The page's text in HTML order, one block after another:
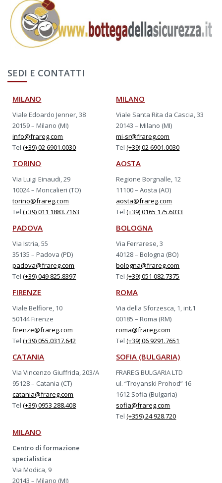
SEDI E CONTATTI
MILANO
Viale Edoardo Jenner, 38
20159 – Milano (MI)
info@frareg.com
Tel(+39) 02 6901.0030
MILANO
Viale Santa Rita da Cascia, 33
20143 – Milano (MI)
mi-sr@frareg.com
Tel(+39) 02 6901.0030
TORINO
Via Luigi Einaudi, 29
10024 – Moncalieri (TO)
torino@frareg.com
Tel(+39) 011 1883.7163
AOSTA
Regione Borgnalle, 12
11100 – Aosta (AO)
aosta@frareg.com
Tel(+39) 0165 175.6033
PADOVA
Via Istria, 55
35135 – Padova (PD)
padova@frareg.com
Tel(+39) 049 825.8397
BOLOGNA
Via Ferrarese, 3
40128 – Bologna (BO)
bologna@frareg.com
Tel(+39) 051 082.7375
FIRENZE
Viale Belfiore, 10
50144 Firenze
firenze@frareg.com
Tel(+39) 055.0317.642
ROMA
Via della Sforzesca, 1, int.1
00185 – Roma (RM)
roma@frareg.com
Tel(+39) 06 9291.7651
CATANIA
Via Vincenzo Giuffrida, 203/A
95128 – Catania (CT)
catania@frareg.com
Tel(+39) 0953 288.408
SOFIA (BULGARIA)
FRAREG BULGARIA LTD
ul. “Troyanski Prohod” 16
1612 Sofia (Bulgaria)
sofia@frareg.com
Tel(+359) 24 928.720
MILANO
Centro di formazione
specialistica
Via Modica, 9
20143 – Milano (MI)